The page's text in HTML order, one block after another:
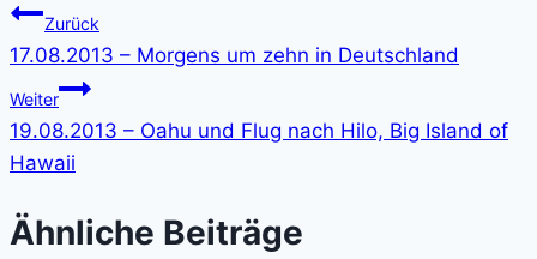
Zurück
17.08.2013 – Morgens um zehn in Deutschland
Weiter
19.08.2013 – Oahu und Flug nach Hilo, Big Island of
Hawaii
Ähnliche Beiträge